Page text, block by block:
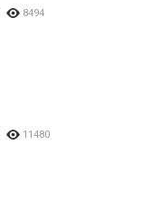
8494
11480